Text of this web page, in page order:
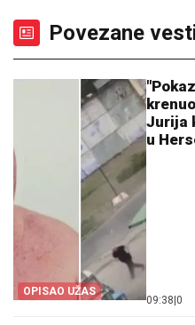
Povezane
OPISAO UŽAS
Jurija
u
09:38 0